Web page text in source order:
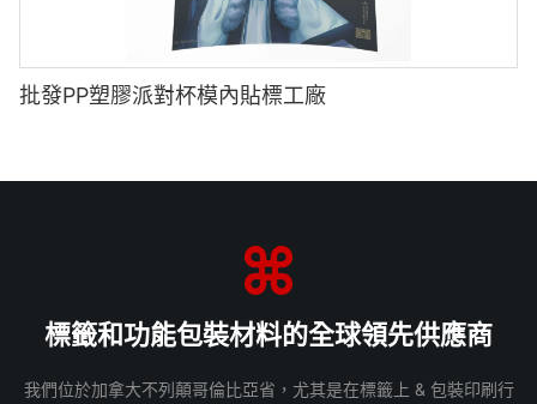
批發PP塑膠派對杯模內貼標工廠
標籤和功能包裝材料的全球領先供應商
我們位於加拿大不列顛哥倫比亞省，尤其是在標籤上 & 包裝印刷行